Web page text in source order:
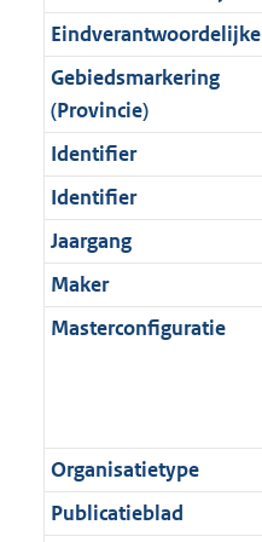
f
o
m
a
a
b
n
f
r
m
a
t
b
i
n
o
r
m
a
t
b
e
i
f
o
r
a
a
t
7
b
Eindverantwoordelijke
Gebiedsmarkering
(Provincie)
Identifier
Identifier
Jaargang
Maker
Masterconfiguratie
Organisatietype
Publicatieblad